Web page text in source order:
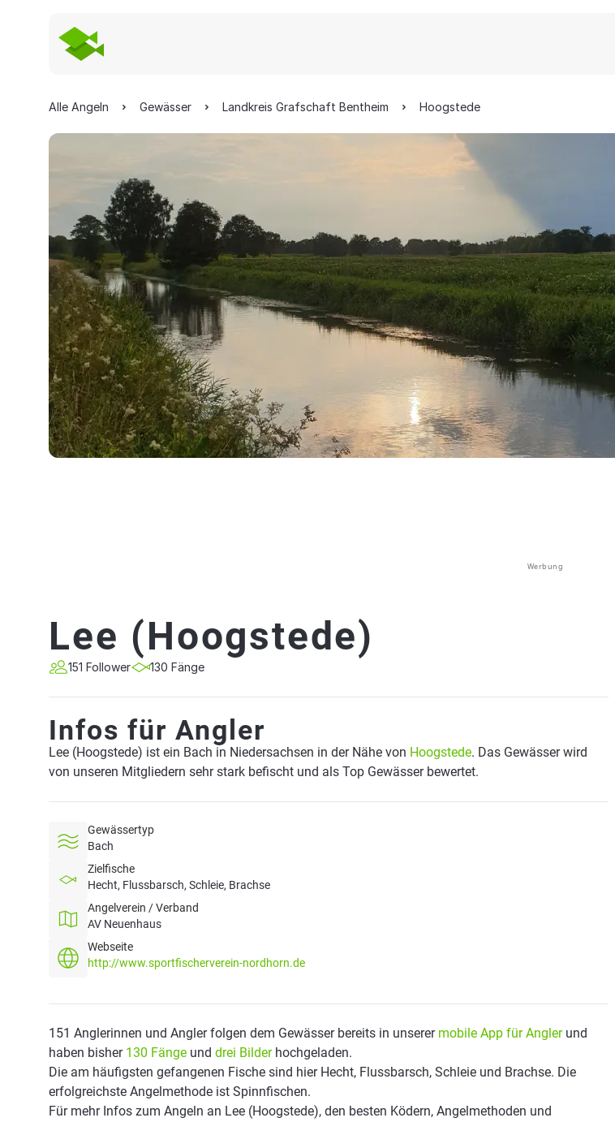
Alle Angeln Gewässer Landkreis Grafschaft Bentheim Hoogstede
Werbung
Lee (Hoogstede)
151 Follower 130 Fänge
Infos für Angler
Lee (Hoogstede) ist ein Bach in Niedersachsen in der Nähe von Hoogstede. Das Gewässer wird
von unseren Mitgliedern sehr stark befischt und als Top Gewässer bewertet.
Gewässertyp
Bach
Zielfische
Hecht, Flussbarsch, Schleie, Brachse
Angelverein / Verband
AV Neuenhaus
Webseite
http://www.sportfischerverein-nordhorn.de
151 Anglerinnen und Angler folgen dem Gewässer bereits in unserer mobile App für Anglerund
haben bisher 130 Fänge und drei Bilderhochgeladen.
Die am häufigsten gefangenen Fische sind hier Hecht, Flussbarsch, Schleie und Brachse. Die
erfolgreichste Angelmethode ist Spinnfischen.
Für mehr Infos zum Angeln an Lee (Hoogstede), den besten Ködern, Angelmethoden und